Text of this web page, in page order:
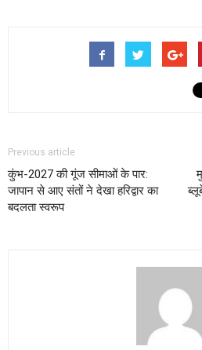
Previous article
कुंभ-2027 की गूंज सीमाओं के पार:
जापान से आए संतों ने देखा हरिद्वार का
बदलता स्वरूप